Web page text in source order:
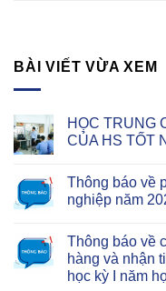
BÀI VIẾT VỪA XEM
HỌC TRUNG
CỦA HS TỐT
Thông báo về
nghiệp năm
Thông báo về
hàng và nhận
học kỳ I năm